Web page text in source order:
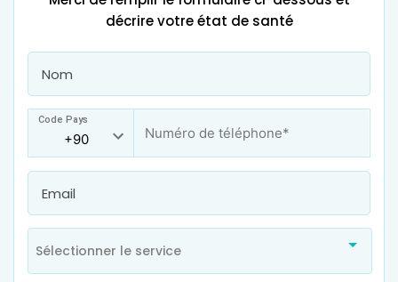
décrire votre état de santé
Code Pays
Sélectionner le service